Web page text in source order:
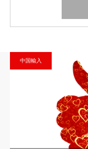
中国輸入